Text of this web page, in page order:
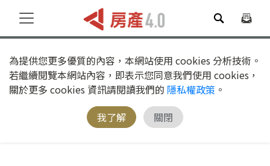
為提供您更多優質的內容，本網站使用 cookies 分析技術。
若繼續閱覽本網站內容，即表示您同意我們使用 cookies，
關於更多 cookies 資訊請閱讀我們的 隱私權政策 。
我了解
關閉